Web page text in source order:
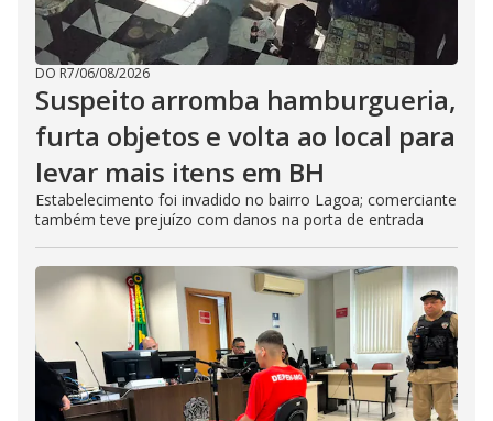
DO R7/06/08/2026
Suspeito arromba hamburgueria,
furta objetos e volta ao local para
levar mais itens em BH
Estabelecimento foi invadido no bairro Lagoa; comerciante
também teve prejuízo com danos na porta de entrada